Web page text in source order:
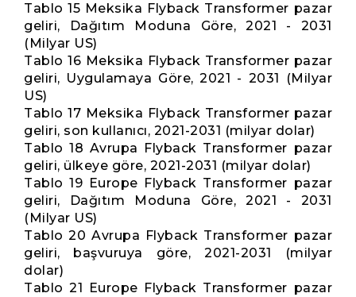
Tablo 15 Meksika Flyback Transformer pazar
geliri, Dağıtım Moduna Göre, 2021 - 2031
(Milyar US)
Tablo 16 Meksika Flyback Transformer pazar
geliri, Uygulamaya Göre, 2021 - 2031 (Milyar
US)
Tablo 17 Meksika Flyback Transformer pazar
geliri, son kullanıcı, 2021-2031 (milyar dolar)
Tablo 18 Avrupa Flyback Transformer pazar
geliri, ülkeye göre, 2021-2031 (milyar dolar)
Tablo 19 Europe Flyback Transformer pazar
geliri, Dağıtım Moduna Göre, 2021 - 2031
(Milyar US)
Tablo 20 Avrupa Flyback Transformer pazar
geliri, başvuruya göre, 2021-2031 (milyar
dolar)
Tablo 21 Europe Flyback Transformer pazar